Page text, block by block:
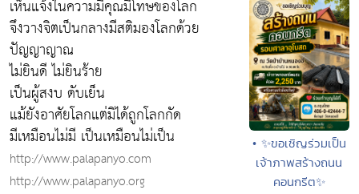
เห็นแจ้งในความมีคุณมีโทษของโลก
จึงวางจิตเป็นกลางมีสติมองโลกด้วย
ปัญญาญาณ
ไม่ยินดี ไม่ยินร้าย
เป็นผู้สงบ ดับเย็น
แม้ยังอาศัยโลกแต่มิได้ถูกโลกกัด
มีเหมือนไม่มี เป็นเหมือนไม่เป็น
http://www.palapanyo.com
http://www.palapanyo.org
• ✨ขอเชิญร่วมเป็น
เจ้าภาพสร้างถนน
คอนกรีต✨